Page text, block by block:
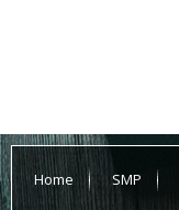
Home SMP